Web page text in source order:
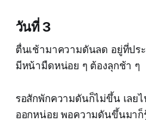
วันที่ 3
ตื่นเช้ามาความดันลด อยู่ที่ปร
มีหน้ามืดหน่อย ๆ ต้องลุกช้า ๆ
รอสักพักความดันก็ไม่ขึ้น เลย
ออกหน่อย พอความดันขึ้นมาก็